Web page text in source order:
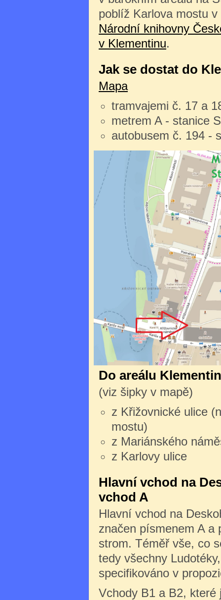
poblíž Karlova mostu
Národní knihovny
v Klementinu.
Jak se dostat do
Mapa
tramvajemi č. 17 a
metrem A - stanice
autobusem č. 194 -
Do areálu
(viz šipky v mapě)
z Křižovnické ulice
mostu)
z Mariánského
z Karlovy ulice
Hlavní vchod na
vchod A
Hlavní vchod na
značen písmenem A a
strom. Téměř vše, co
tedy všechny
specifikováno v
Vchody B1 a B2, které